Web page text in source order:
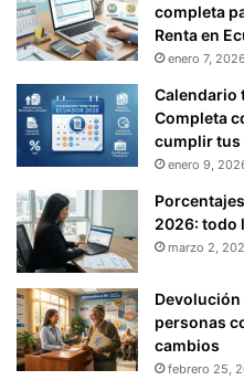
completa
Renta en
enero 7, 2026
Calendario
Completa
cumplir tus
enero 9,
2026: todo
marzo 2,
Devolución
personas
cambios
febrero 25,